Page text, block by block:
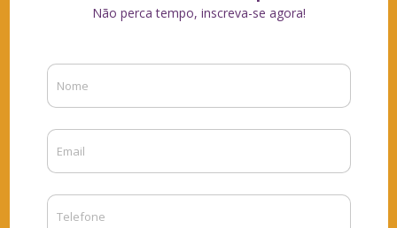
Não perca tempo, inscreva-se agora!